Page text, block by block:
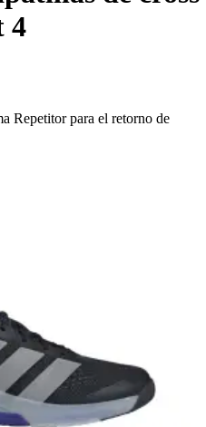
4
Repetitor para el retorno de